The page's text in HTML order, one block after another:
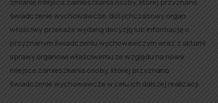
zmianie miejsca zamieszkania osoby, której przyznano
świadczenie wychowawcze, dotychczasowy organ
właściwy przekaże wydaną decyzję lub informację o
przyznanym świadczeniu wychowawczym wraz z aktami
sprawy organowi właściwemu ze względu na nowe
miejsce zamieszkania osoby, której przyznano
świadczenie wychowawcze w celu ich dalszej realizacji.